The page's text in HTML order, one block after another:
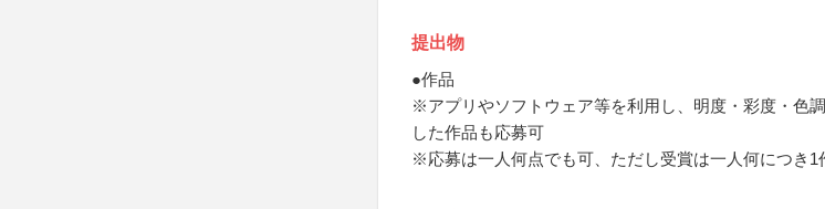
提出物
●作品
※アプリやソフトウェア等を利用し、明度・彩度・色
した作品も応募可
※応募は一人何点でも可、ただし受賞は一人何につき1